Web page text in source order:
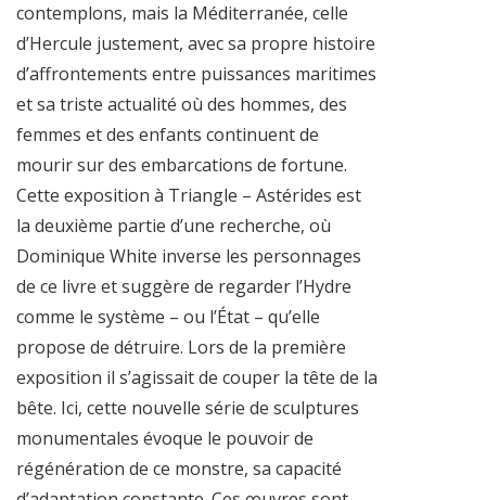
contemplons, mais la Méditerranée, celle
d’Hercule justement, avec sa propre histoire
d’affrontements entre puissances maritimes
et sa triste actualité où des hommes, des
femmes et des enfants continuent de
mourir sur des embarcations de fortune.
Cette exposition à Triangle – Astérides est
la deuxième partie d’une recherche, où
Dominique White inverse les personnages
de ce livre et suggère de regarder l’Hydre
comme le système – ou l’État – qu’elle
propose de détruire. Lors de la première
exposition il s’agissait de couper la tête de la
bête. Ici, cette nouvelle série de sculptures
monumentales évoque le pouvoir de
régénération de ce monstre, sa capacité